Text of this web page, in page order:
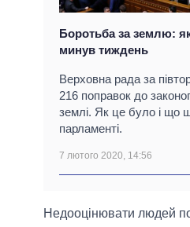
Боротьба за землю:
минув тиждень
Верховна рада за
216 поправок до
землі. Як це було і що
парламенті.
7 лютого 2020, 14:56
Недооцінювати людей